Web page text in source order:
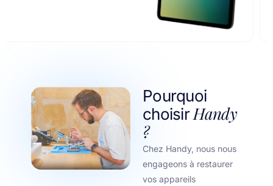
Pourquoi
choisir Handy
?
Chez Handy, nous nous
engageons à restaurer
vos appareils